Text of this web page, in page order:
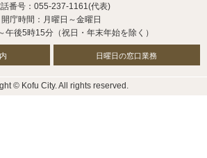
話番号：055-237-1161(代表)
開庁時間：月曜日～金曜日
午後5時15分（祝日・年末年始を除く）
日曜日の窓口業務
© Kofu City. All rights reserved.